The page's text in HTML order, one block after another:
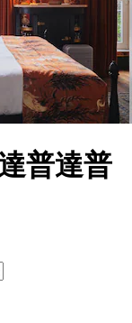
普達普